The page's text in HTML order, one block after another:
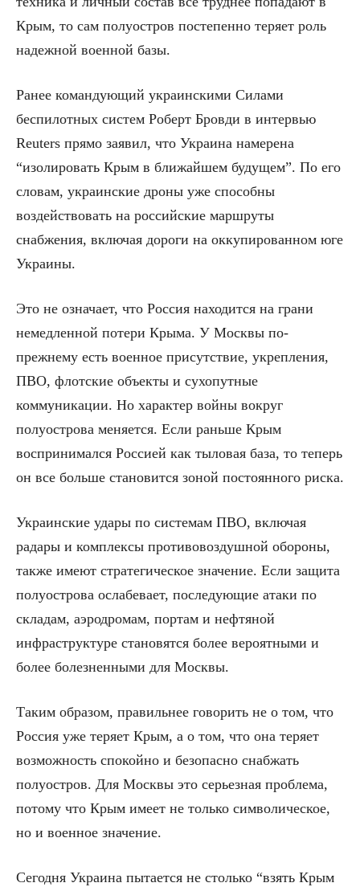
Крым, то сам полуостров постепенно теряет роль
надежной военной базы.
Ранее командующий украинскими Силами
беспилотных систем Роберт Бровди в интервью
Reuters прямо заявил, что Украина намерена
“изолировать Крым в ближайшем будущем”. По его
словам, украинские дроны уже способны
воздействовать на российские маршруты
снабжения, включая дороги на оккупированном юге
Украины.
Это не означает, что Россия находится на грани
немедленной потери Крыма. У Москвы по-
прежнему есть военное присутствие, укрепления,
ПВО, флотские объекты и сухопутные
коммуникации. Но характер войны вокруг
полуострова меняется. Если раньше Крым
воспринимался Россией как тыловая база, то теперь
он все больше становится зоной постоянного риска.
Украинские удары по системам ПВО, включая
радары и комплексы противовоздушной обороны,
также имеют стратегическое значение. Если защита
полуострова ослабевает, последующие атаки по
складам, аэродромам, портам и нефтяной
инфраструктуре становятся более вероятными и
более болезненными для Москвы.
Таким образом, правильнее говорить не о том, что
Россия уже теряет Крым, а о том, что она теряет
возможность спокойно и безопасно снабжать
полуостров. Для Москвы это серьезная проблема,
потому что Крым имеет не только символическое,
но и военное значение.
Сегодня Украина пытается не столько “взять Крым